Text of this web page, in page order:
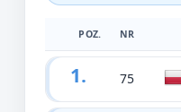
POZ. NR
1. 75